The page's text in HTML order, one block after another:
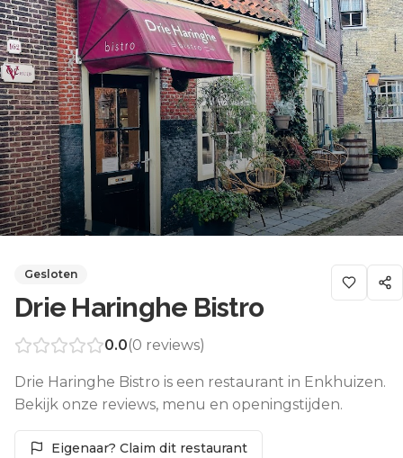
Gesloten
Drie Haringhe Bistro
0.0(0 reviews)
Drie Haringhe Bistro is een restaurant in Enkhuizen.
Bekijk onze reviews, menu en openingstijden.
Eigenaar? Claim dit restaurant